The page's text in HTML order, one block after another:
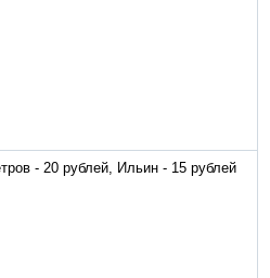
- 20 рублей, Ильин - 15 рублей